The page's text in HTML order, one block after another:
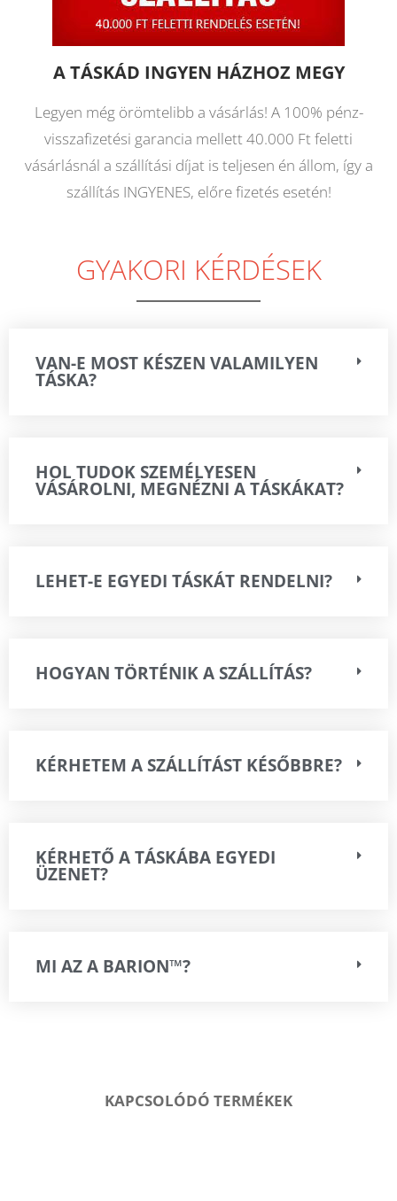
A TÁSKÁD INGYEN HÁZHOZ MEGY
Legyen még örömtelibb a vásárlás! A 100% pénz-
visszafizetési garancia mellett 40.000 Ft feletti
vásárlásnál a szállítási díjat is teljesen én állom, így a
szállítás INGYENES, előre fizetés esetén!
GYAKORI KÉRDÉSEK
VAN-E MOST KÉSZEN VALAMILYEN
TÁSKA?
HOL TUDOK SZEMÉLYESEN
VÁSÁROLNI, MEGNÉZNI A TÁSKÁKAT?
LEHET-E EGYEDI TÁSKÁT RENDELNI?
HOGYAN TÖRTÉNIK A SZÁLLÍTÁS?
KÉRHETEM A SZÁLLÍTÁST KÉSŐBBRE?
KÉRHETŐ A TÁSKÁBA EGYEDI
ÜZENET?
MI AZ A BARION™?
KAPCSOLÓDÓ TERMÉKEK